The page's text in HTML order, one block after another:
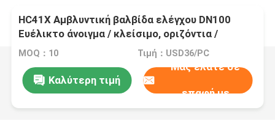
HC41X Αμβλυντική βαλβίδα ελέγχου DN100
Ευέλικτο άνοιγμα / κλείσιμο, οριζόντια /
κατακόρυφα εγκατεστημένη
MOQ：10 Τιμή：USD36/PC
Καλύτερη τιμή
Μας ελάτε σε
επαφή με